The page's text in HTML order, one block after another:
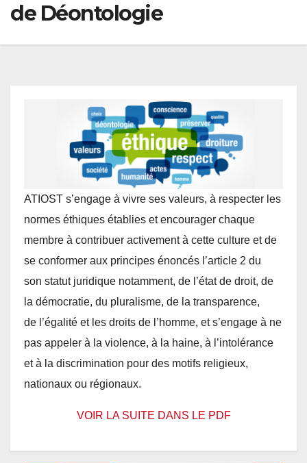
de Déontologie
ATIOST s’engage à vivre ses valeurs, à respecter les
normes éthiques établies et encourager chaque
membre à contribuer activement à cette culture et de
se conformer aux principes énoncés l’article 2 du
son statut juridique notamment, de l’état de droit, de
la démocratie, du pluralisme, de la transparence,
de l’égalité et les droits de l’homme, et s’engage à ne
pas appeler à la violence, à la haine, à l’intolérance
et à la discrimination pour des motifs religieux,
nationaux ou régionaux.
VOIR LA SUITE DANS LE PDF